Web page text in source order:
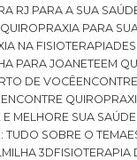
RJ PARA A SUA
PARA
NA FISIOTERAPIA
PARA JOANETE EM
DE VOCÊ
ENCONTRE
E MELHORE SUA SAÚDE
TUDO SOBRE O TEMA
3D